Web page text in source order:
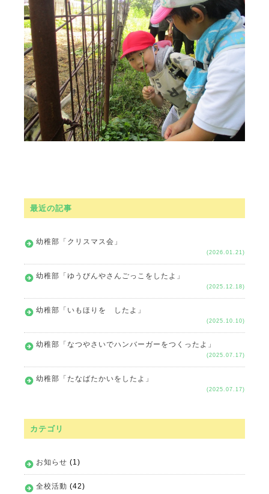
最近の記事
幼稚部「クリスマス会」
(2026.01.21)
幼稚部「ゆうびんやさんごっこをしたよ」
(2025.12.18)
幼稚部「いもほりを したよ」
(2025.10.10)
幼稚部「なつやさいでハンバーガーをつくったよ」
(2025.07.17)
幼稚部「たなばたかいをしたよ」
(2025.07.17)
カテゴリ
お知らせ (1)
全校活動 (42)